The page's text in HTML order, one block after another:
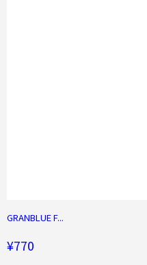
GRANBLUE F...
¥770